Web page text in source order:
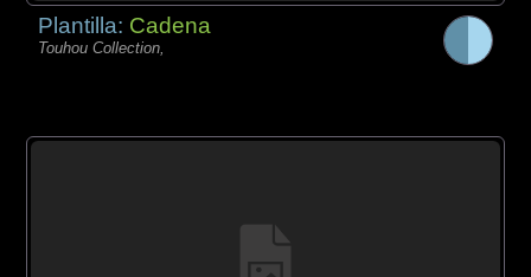
Plantilla: Cadena
Touhou Collection,